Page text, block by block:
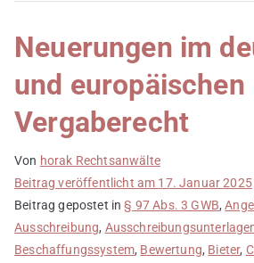
Neuerungen im
und europäischen
Vergaberecht
Von horak Rechtsanwälte
Beitrag veröffentlicht am 17. Januar 2025
Beitrag gepostet in§ 97 Abs. 3 GWB,
Ausschreibung,
Beschaffungssystem, Bewertung, Bieter,